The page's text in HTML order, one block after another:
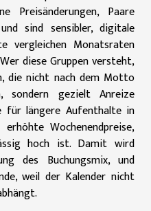
Preisänderungen, Paare
sind sensibler, digitale
vergleichen Monatsraten
diese Gruppen versteht,
die nicht nach dem Motto
sondern gezielt Anreize
für längere Aufenthalte in
Wochenendpreise,
hoch ist. Damit wird
des Buchungsmix, und
weil der Kalender nicht